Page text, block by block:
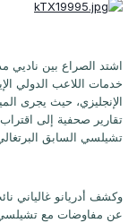
اشتد الصراع بين ناديي
خدمات اللاعب الدولي
الإنجليزي، حيث يجرى
تقارير صحفية إلى اقتراب
تشيلسي السابق
وكشف أدريانو غالياني
عن مفاوضات مع